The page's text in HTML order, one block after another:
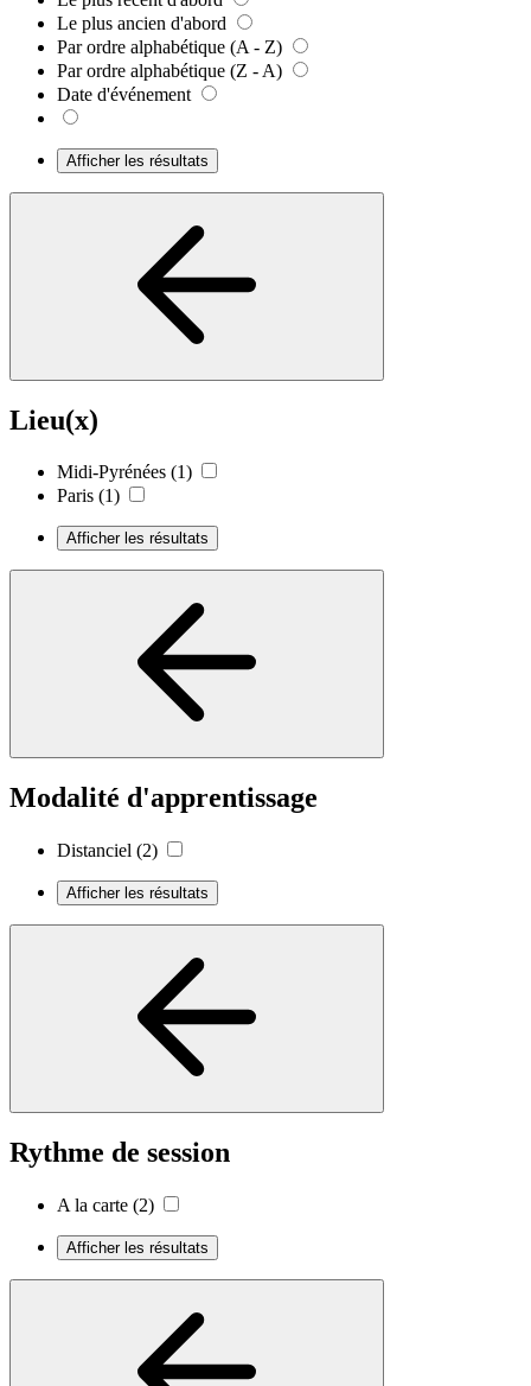
Le plus ancien d'abord
Par ordre alphabétique (A - Z)
Par ordre alphabétique (Z - A)
Date d'événement
Afficher les résultats
Lieu(x)
Midi-Pyrénées (1)
Paris (1)
Afficher les résultats
Modalité d'apprentissage
Distanciel (2)
Afficher les résultats
Rythme de session
A la carte (2)
Afficher les résultats